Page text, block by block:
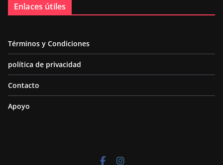
Enlaces útiles
Términos y Condiciones
política de privacidad
Contacto
Apoyo